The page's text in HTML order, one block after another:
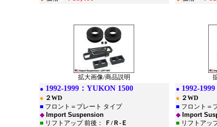
拡大画像/商品説明
● 1992-1999： YUKON 1500
● ２WD
■ フロント＝プレート タイプ
◆ Import Suspension
■ リフトアップ 前後：
Ｆ/Ｒ-Ｅ
● 1992-1999
● ２WD
■ フロント＝
◆ Import
■ リフトアッ